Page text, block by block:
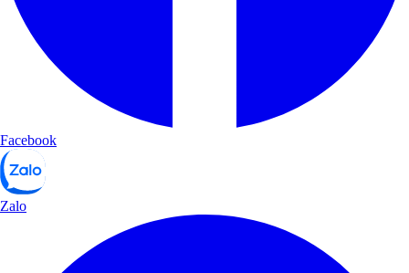
Facebook
Zalo